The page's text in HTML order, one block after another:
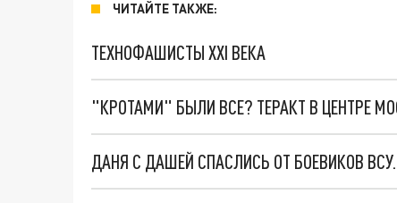
ЧИТАЙТЕ ТАКЖЕ:
ТЕХНОФАШИСТЫ XXI ВЕКА
"КРОТАМИ" БЫЛИ ВСЕ? ТЕРАКТ В ЦЕНТРЕ
ДАНЯ С ДАШЕЙ СПАСЛИСЬ ОТ БОЕВИКОВ